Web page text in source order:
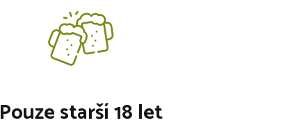
389,-
Sdílejte na sítích
Pouze starší 18 let